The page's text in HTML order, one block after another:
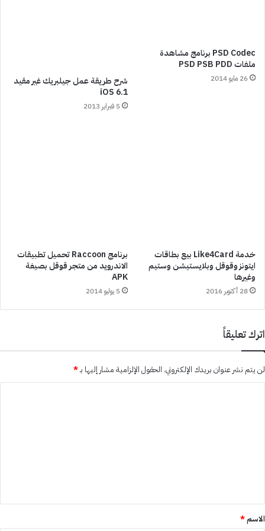
PSD Codec برنامج مشاهدة
ملفات PSD PSB PDD
26 مايو 2014
شرح طريقة عمل جيلبريك غير مقيد
iOS 6.1
5 فبراير 2013
خدمة Like4Card بيع بطاقات
ايتونز وقوقل وبلايستيشن وستيم
وغيرها
28 أكتوبر 2016
برنامج Raccoon تحميل تطبيقات
الاندرويد من متجر قوقل بصيغة
APK
5 يوليو 2014
اترك تعليقاً
لن يتم نشر عنوان بريدك الإلكتروني. الحقول الإلزامية مشار إليها بـ*
*
الاسم*